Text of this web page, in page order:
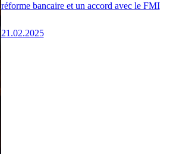
réforme bancaire et un accord avec le FMI
21.02.2025